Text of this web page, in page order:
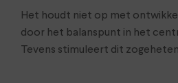
Het houdt niet op met
door het balanspunt in het
Tevens stimuleert dit